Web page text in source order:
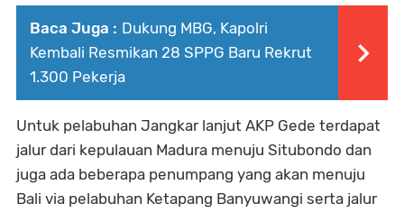
Baca Juga : Dukung MBG, Kapolri
Kembali Resmikan 28 SPPG Baru Rekrut
1.300 Pekerja
Untuk pelabuhan Jangkar lanjut AKP Gede terdapat
jalur dari kepulauan Madura menuju Situbondo dan
juga ada beberapa penumpang yang akan menuju
Bali via pelabuhan Ketapang Banyuwangi serta jalur